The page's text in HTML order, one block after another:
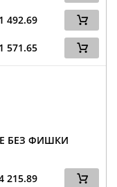
492.69
571.65
БЕЗ ФИШКИ
215.89